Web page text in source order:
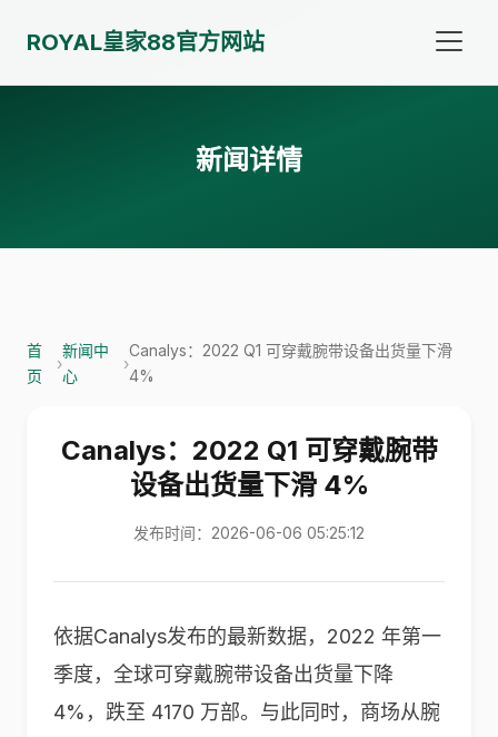
ROYAL皇家88官方网站
新闻详情
首
页
›
新闻中
心
›
Canalys：2022 Q1 可穿戴腕带设备出货量下滑
4%
Canalys：2022 Q1 可穿戴腕带
设备出货量下滑 4%
发布时间：2026-06-06 05:25:12
依据Canalys发布的最新数据，2022 年第一
季度，全球可穿戴腕带设备出货量下降
4%，跌至 4170 万部。与此同时，商场从腕